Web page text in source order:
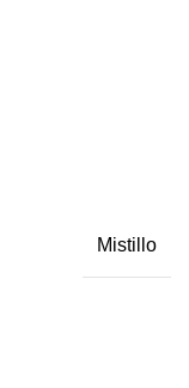
Mistillo